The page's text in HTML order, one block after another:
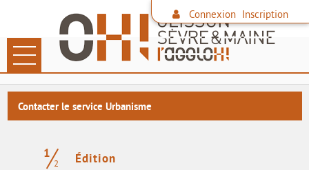
Connexion Inscription
Ouvrir le menu
LES DÉMARCHES
PAIEMENT EN LIGNE
DÉCHETS
Contacter le service Urbanisme
1
2 Édition(étape courante)